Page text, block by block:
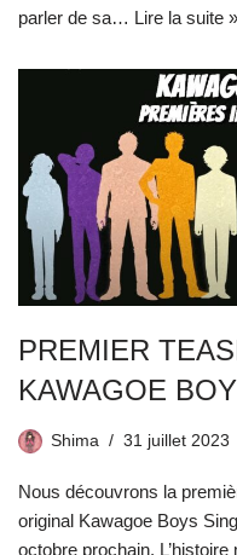
parler de sa… Lire la suite »
PREMIER
KAWAGOE
Shima 31 juillet 2023
Nous découvrons la
original Kawagoe Boys
octobre prochain.